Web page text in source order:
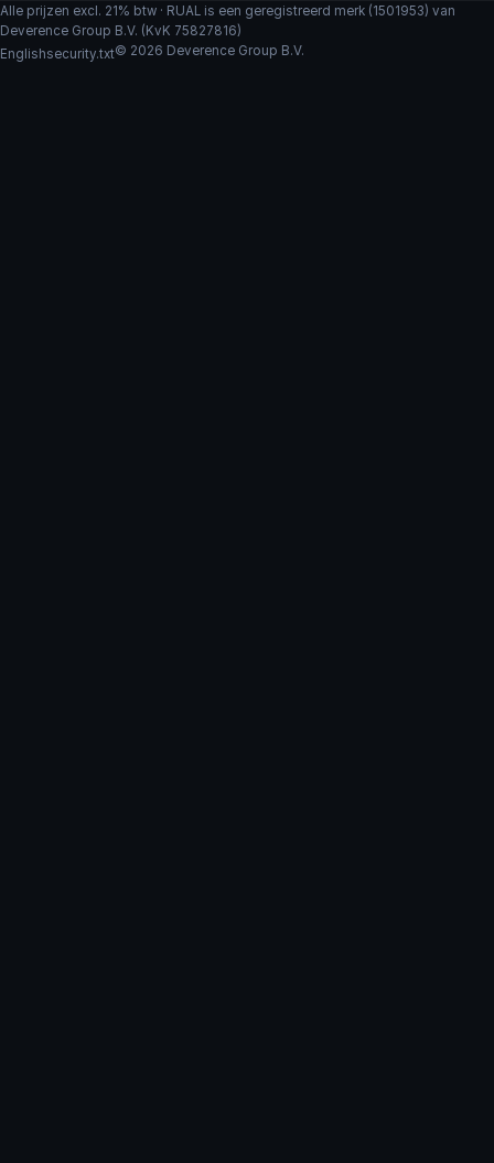
Alle prijzen excl. 21% btw · RUAL is een geregistreerd merk (1501953) van
Deverence Group B.V. (KvK 75827816)
Englishsecurity.txt© 2026 Deverence Group B.V.